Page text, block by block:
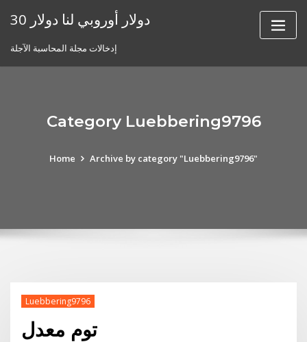
30 دولار أوروبي لنا دولار
إدخالات مجلة المحاسبة الآجلة
Category Luebbering9796
Home Archive by category "Luebbering9796"
Luebbering9796
توم معدل